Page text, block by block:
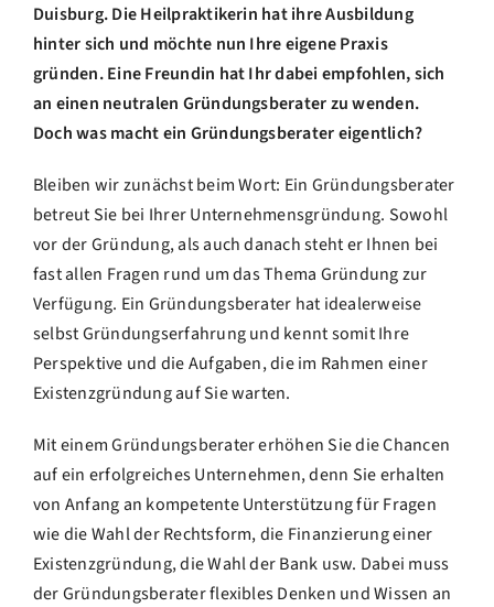
Duisburg. Die Heilpraktikerin hat ihre Ausbildung
hinter sich und möchte nun Ihre eigene Praxis
gründen. Eine Freundin hat Ihr dabei empfohlen, sich
an einen neutralen Gründungsberater zu wenden.
Doch was macht ein Gründungsberater eigentlich?
Bleiben wir zunächst beim Wort: Ein Gründungsberater
betreut Sie bei Ihrer Unternehmensgründung. Sowohl
vor der Gründung, als auch danach steht er Ihnen bei
fast allen Fragen rund um das Thema Gründung zur
Verfügung. Ein Gründungsberater hat idealerweise
selbst Gründungserfahrung und kennt somit Ihre
Perspektive und die Aufgaben, die im Rahmen einer
Existenzgründung auf Sie warten.
Mit einem Gründungsberater erhöhen Sie die Chancen
auf ein erfolgreiches Unternehmen, denn Sie erhalten
von Anfang an kompetente Unterstützung für Fragen
wie die Wahl der Rechtsform, die Finanzierung einer
Existenzgründung, die Wahl der Bank usw. Dabei muss
der Gründungsberater flexibles Denken und Wissen an